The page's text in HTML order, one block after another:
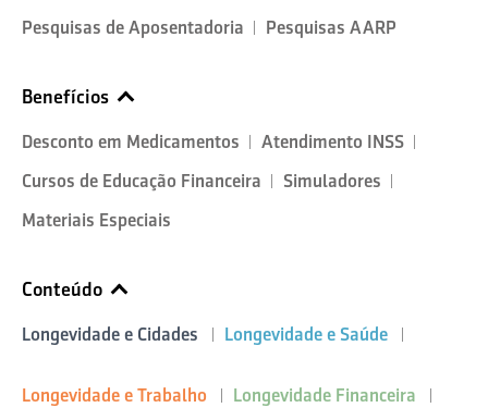
Pesquisas de Aposentadoria
Pesquisas AARP
Benefícios
Desconto em Medicamentos
Atendimento INSS
Cursos de Educação Financeira
Simuladores
Materiais Especiais
Conteúdo
Longevidade e Cidades Longevidade e Saúde
Longevidade e Trabalho Longevidade Financeira